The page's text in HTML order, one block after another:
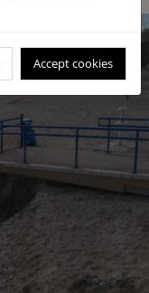
Accept cookies